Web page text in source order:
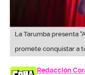
La Tarumba presenta
promete conquistar a
Redacción